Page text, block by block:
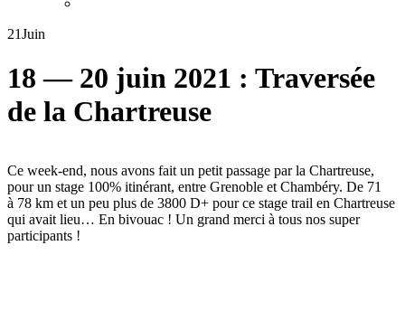
21Juin
18 — 20 juin 2021 : Traversée
de la Chartreuse
Ce week-end, nous avons fait un petit passage par la Chartreuse,
pour un stage 100% itinérant, entre Grenoble et Chambéry. De 71
à 78 km et un peu plus de 3800 D+ pour ce stage trail en Chartreuse
qui avait lieu… En bivouac ! Un grand merci à tous nos super
participants !